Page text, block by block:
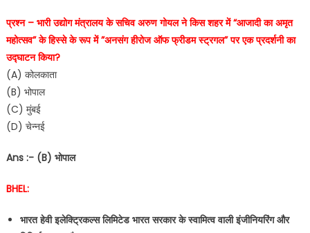
प्रश्न – भारी उद्योग मंत्रालय के सचिव अरुण गोयल ने किस शहर में “आजादी का अमृत
महोत्सव” के हिस्से के रूप में ”अनसंग हीरोज ऑफ फ्रीडम स्ट्रगल” पर एक प्रदर्शनी का
उद्घाटन किया?
(A) कोलकाता
(B) भोपाल
(C) मुंबई
(D) चेन्नई
Ans :- (B) भोपाल
BHEL:
भारत हेवी इलेक्ट्रिकल्स लिमिटेड भारत सरकार के स्वामित्व वाली इंजीनियरिंग और